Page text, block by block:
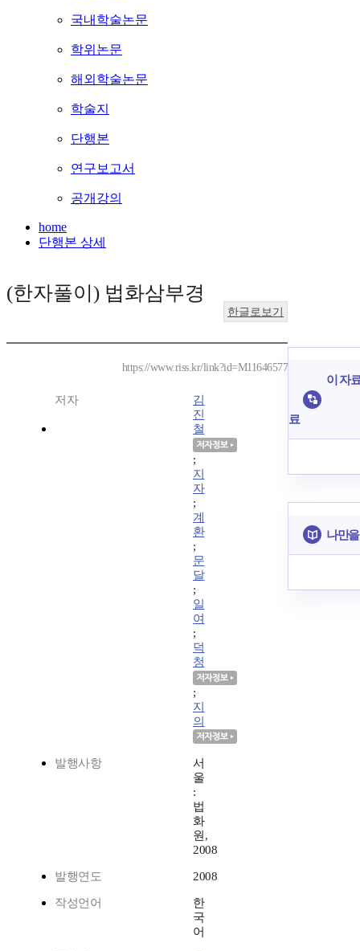
국내학술논문
학위논문
해외학술논문
학술지
단행본
연구보고서
공개강의
home
단행본 상세
(한자풀이) 법화삼부경
한글로보기
https://www.riss.kr/link?id=M11646577
저자
김
진
철
;
지
자
;
계
환
;
문
달
;
일
여
;
덕
청
;
지
의
발행사항
서
울
:
법
화
원,
2008
발행연도 2008
작성언어
한
국
어
이 자
료
나만